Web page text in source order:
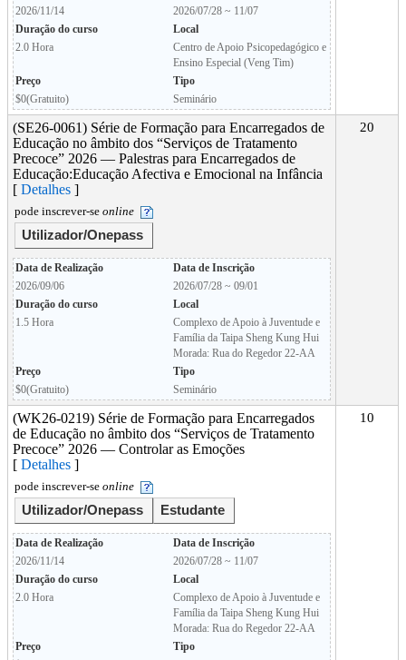
2026/11/14
2026/07/28 ~ 11/07
Duração do curso
Local
2.0 Hora
Centro de Apoio Psicopedagógico e
Ensino Especial (Veng Tim)
Preço
Tipo
$0(Gratuito)
Seminário
(SE26-0061) Série de Formação para Encarregados de
Educação no âmbito dos “Serviços de Tratamento
Precoce” 2026 — Palestras para Encarregados de
Educação:Educação Afectiva e Emocional na Infância
[ Detalhes ]
pode inscrever-se online
Utilizador/Onepass
Data de Realização
Data de Inscrição
2026/09/06
2026/07/28 ~ 09/01
Duração do curso
Local
1.5 Hora
Complexo de Apoio à Juventude e
Família da Taipa Sheng Kung Hui
Morada: Rua do Regedor 22-AA
Preço
Tipo
$0(Gratuito)
Seminário
20
(WK26-0219) Série de Formação para Encarregados
de Educação no âmbito dos “Serviços de Tratamento
Precoce” 2026 — Controlar as Emoções
[ Detalhes ]
pode inscrever-se online
Utilizador/Onepass Estudante
Data de Realização
Data de Inscrição
2026/11/14
2026/07/28 ~ 11/07
Duração do curso
Local
2.0 Hora
Complexo de Apoio à Juventude e
Família da Taipa Sheng Kung Hui
Morada: Rua do Regedor 22-AA
Preço
Tipo
10